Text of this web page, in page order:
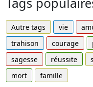
Autre tags vie
trahison
courage
sagesse
réussite
mort
famille